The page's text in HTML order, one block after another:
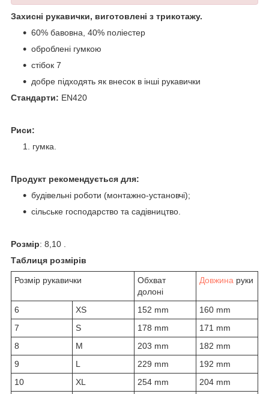
Захисні рукавички, виготовлені з трикотажу.
60% бавовна, 40% поліестер
оброблені гумкою
стібок 7
добре підходять як внесок в інші рукавички
Стандарти: EN420
Риси:
гумка.
Продукт рекомендується для:
будівельні роботи (монтажно-установчі);
сільське господарство та садівництво.
Розмір: 8,10 .
Таблиця розмірів
Розмір рукавички
Обхват
долоні
Довжина руки
6 XS 152 mm
160 mm
7
S 178 mm
171 mm
8
M 203 mm
182 mm
9
L 229 mm
192 mm
10
XL 254 mm
204 mm